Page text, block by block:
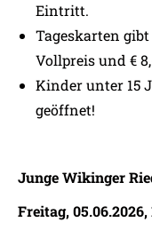
Eintritt.
Tageskarten
Vollpreis und €
Kinder unter 15
geöffnet!
Junge Wikinger
Freitag,